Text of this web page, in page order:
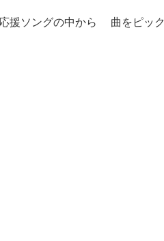
援ソングの中から5曲をピック